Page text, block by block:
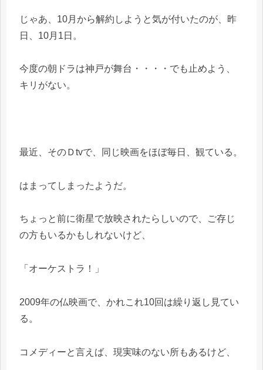
じゃあ、10月から解約しようと気が付いたのが、昨
日、10月1日。
今度の朝ドラは神戸が舞台・・・・でも止めよう、
キリがない。
最近、そのＤtvで、同じ映画をほぼ毎日、観ている。
はまってしまったようだ。
ちょっと前に衛星で放映されたらしいので、ご存じ
の方もいるかもしれないけど、
「オーケストラ！」
2009年の仏映画で、かれこれ10回は繰り返し見てい
る。
コメディーと言えば、現実味のない所もあるけど、